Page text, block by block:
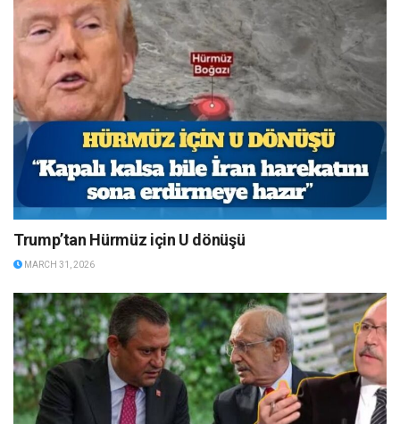
Trump’tan Hürmüz için U dönüşü
MARCH 31, 2026